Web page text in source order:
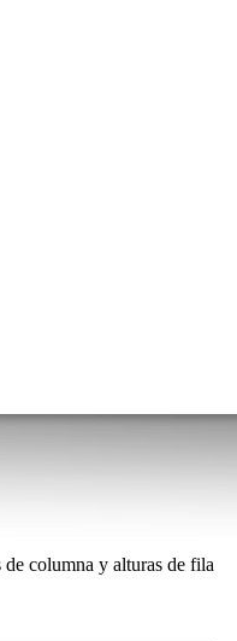
columna y alturas de fila